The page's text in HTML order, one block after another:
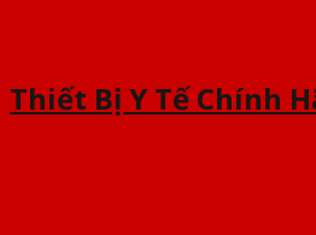
Thiết Bị Y Tế Chính